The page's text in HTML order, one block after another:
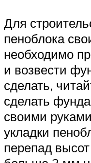
Для
пеноблока
необходимо
и возвести
сделать,
сделать
своими
укладки
перепад